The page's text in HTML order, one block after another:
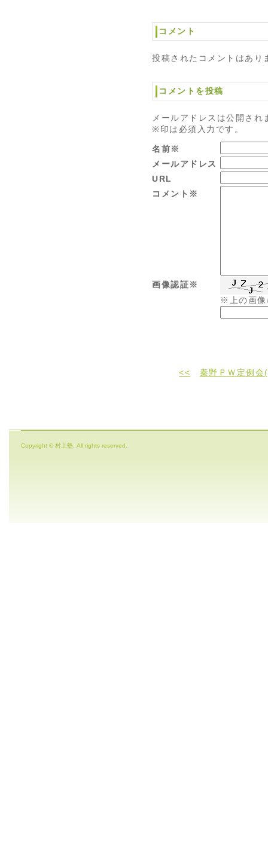
コメント
投稿されたコメントはあり
コメントを投稿
メールアドレスは公開され
※印は必須入力です。
名前※
メールアドレス
URL
コメント※
画像認証※
※上の画像
<< 秦野ＰＷ定例
Copyright © 村上塾. All rights reserved.